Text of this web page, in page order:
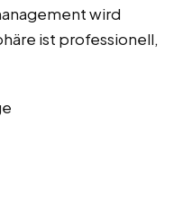
wird
ist professionell,